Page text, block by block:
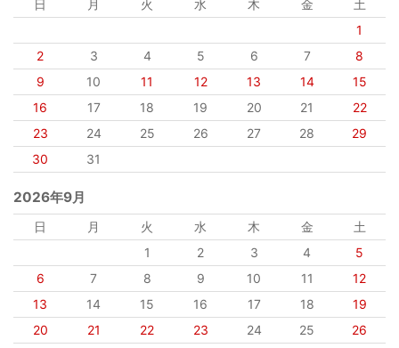
日 月 火 水 木 金
土
1
2
3 4 5 6 7
8
9
10 11 12 13 14
15
16
17 18 19 20 21
22
23
24 25 26 27 28
29
30
31
2026年9月
日 月 火 水 木 金
土
1
2 3 4
5
6
7 8 9 10 11
12
13
14 15 16 17 18
19
20
21 22 23 24 25 26